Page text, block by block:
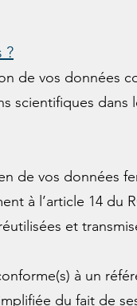
?
de vos données
scientifiques dans
de vos données
à l’article 14 du
et
à un
du fait de